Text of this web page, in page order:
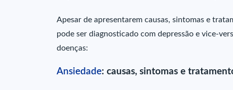
Apesar de apresentarem causas, sintomas e
pode ser diagnosticado com depressão e vice-
doenças:
Ansiedade: causas, sintomas e